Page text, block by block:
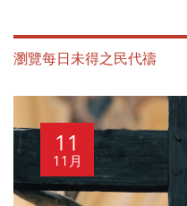
瀏覽每日未得之民代禱
11
11月